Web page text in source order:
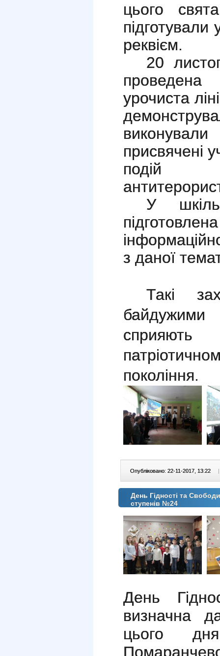
цього
підготували
реквієм.
20
урочиста
присвячені
подій
У
з даної
Такі
покоління.
Опубліковано: 22-11-2017, 13:22 |
День Гідності та Свободи
ступенів №24
День
визначна
цього